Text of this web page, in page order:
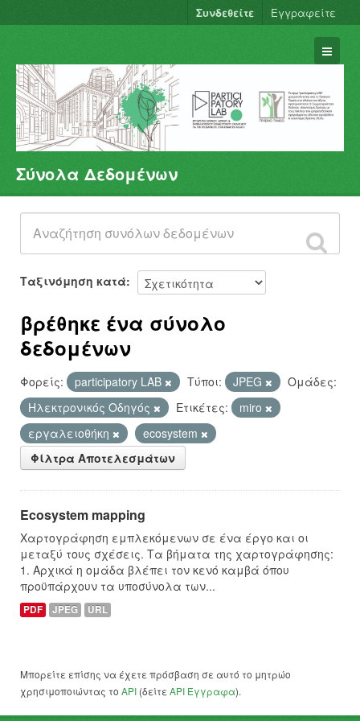
Συνδεθείτε Εγγραφείτε
Σύνολα Δεδομένων
Φορείς
Ομάδες
Σχετικά
Σύνολα Δεδομένων
Ταξινόμηση κατά
βρέθηκε ένα σύνολο
δεδομένων
Φορείς: participatory LAB Τύποι: JPEG
Ομάδες:
Hλεκτρονικός Οδηγός
Ετικέτες:
miro
εργαλειοθήκη
ecosystem
Φίλτρα Αποτελεσμάτων
Ecosystem mapping
Χαρτογράφηση εμπλεκόμενων σε ένα έργο και οι
μεταξύ τους σχέσεις. Τα βήματα της χαρτογράφησης:
1. Αρχικά η ομάδα βλέπει τον κενό καμβά όπου
προϋπάρχουν τα υποσύνολα των...
PDF JPEG URL
Μπορείτε επίσης να έχετε πρόσβαση σε αυτό το μητρώο
χρησιμοποιώντας το API (δείτε API Έγγραφα).